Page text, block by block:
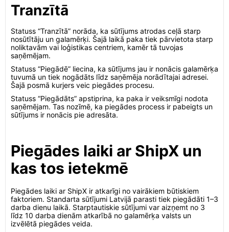
Tranzītā
Statuss “Tranzītā” norāda, ka sūtījums atrodas ceļā starp
nosūtītāju un galamērķi. Šajā laikā paka tiek pārvietota starp
noliktavām vai loģistikas centriem, kamēr tā tuvojas
saņēmējam.
Statuss “Piegādē” liecina, ka sūtījums jau ir nonācis galamērķa
tuvumā un tiek nogādāts līdz saņēmēja norādītajai adresei.
Šajā posmā kurjers veic piegādes procesu.
Statuss “Piegādāts” apstiprina, ka paka ir veiksmīgi nodota
saņēmējam. Tas nozīmē, ka piegādes process ir pabeigts un
sūtījums ir nonācis pie adresāta.
Piegādes laiki ar ShipX un
kas tos ietekmē
Piegādes laiki ar ShipX ir atkarīgi no vairākiem būtiskiem
faktoriem. Standarta sūtījumi Latvijā parasti tiek piegādāti 1–3
darba dienu laikā. Starptautiskie sūtījumi var aizņemt no 3
līdz 10 darba dienām atkarībā no galamērķa valsts un
izvēlētā piegādes veida.